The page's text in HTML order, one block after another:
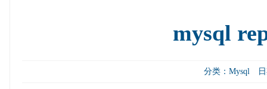
mysql
分类： Mysql